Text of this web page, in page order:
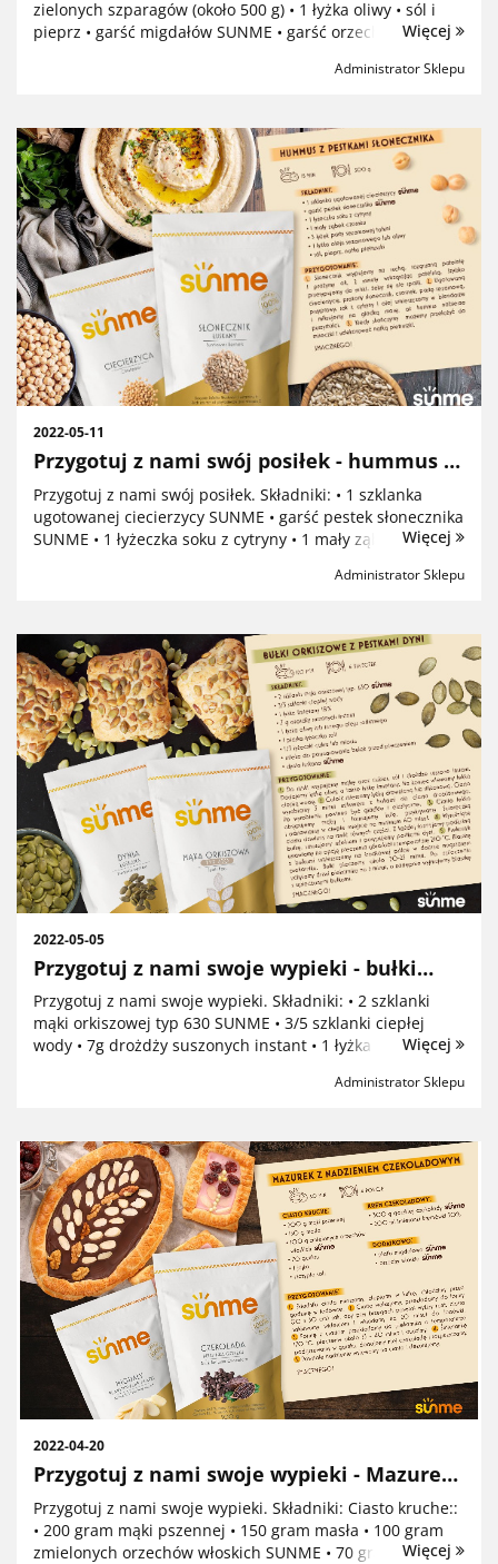
Administrator Sklepu
zielonych szparagów (około 500 g) • 1 łyżka oliwy • sól i
pieprz • garść migdałów SUNME • garść orzechów pekan
Więcej
Przygotuj z nami swój posiłek - hummus z
pestkami słonecznika
2022-05-11
Administrator Sklepu
Przygotuj z nami swój posiłek. Składniki: • 1 szklanka
ugotowanej ciecierzycy SUNME • garść pestek słonecznika
SUNME • 1 łyżeczka soku z cytryny • 1 mały ząbek czosnku
Więcej
Przygotuj z nami swoje wypieki - bułki
orkiszowe z pestkami dyni
2022-05-05
Administrator Sklepu
Przygotuj z nami swoje wypieki. Składniki: • 2 szklanki
mąki orkiszowej typ 630 SUNME • 3/5 szklanki ciepłej
wody • 7g drożdży suszonych instant • 1 łyżka oliwy lub
Więcej
Przygotuj z nami swoje wypieki - Mazurek
z nadzieniem czekoladowym.
2022-04-20
Przygotuj z nami swoje wypieki. Składniki: Ciasto kruche::
• 200 gram mąki pszennej • 150 gram masła • 100 gram
zmielonych orzechów włoskich SUNME • 70 gram cukru •
Więcej